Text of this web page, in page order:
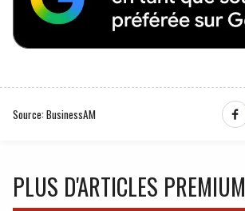
Source: BusinessAM
PLUS D'ARTICLES PREMIUM